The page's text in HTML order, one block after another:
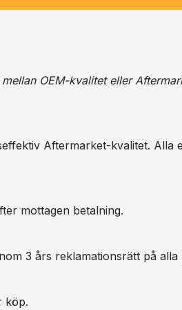
OEM-kvalitet eller
Aftermarket-kvalitet. Alla
mottagen betalning.
3 års reklamationsrätt på
köp.